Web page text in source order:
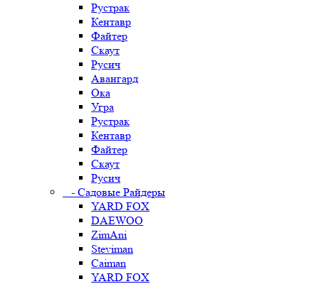
Рустрак
Кентавр
Файтер
Скаут
Русич
Авангард
Ока
Угра
Рустрак
Кентавр
Файтер
Скаут
Русич
- Садовые Райдеры
YARD FOX
DAEWOO
ZimAni
Steviman
Caiman
YARD FOX